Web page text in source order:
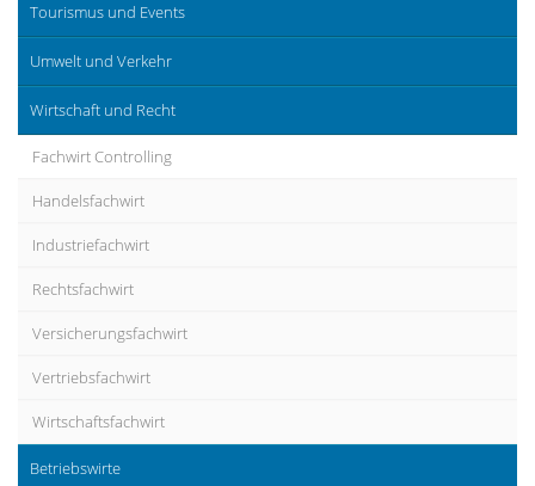
Tourismus und Events
Umwelt und Verkehr
Wirtschaft und Recht
Fachwirt Controlling
Handelsfachwirt
Industriefachwirt
Rechtsfachwirt
Versicherungsfachwirt
Vertriebsfachwirt
Wirtschaftsfachwirt
Betriebswirte